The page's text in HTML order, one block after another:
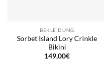
BEKLEIDUNG
Sorbet Island Lory Crinkle
Bikini
149,00€